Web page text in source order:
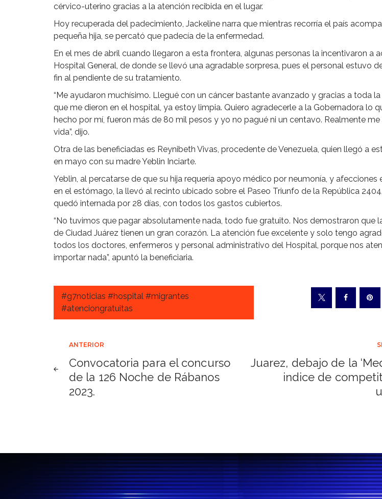
cérvico-uterino gracias a la atención recibida en el lugar.
Hoy recuperada del padecimiento, Jackeline narra que mientras recorría el país
pequeña hija, se percató que padecía de la enfermedad.
En el mes de abril cuando llegaron a esta frontera, algunas personas la incentivaron a
Hospital General, de donde se llevó una agradable sorpresa, pues el personal estuvo
fin al pendiente de su tratamiento.
“Me ayudaron muchísimo. Llegué con un cáncer bastante avanzado y gracias a toda
que me dieron en el hospital, ya estoy limpia. Quiero agradecerle a la Gobernadora lo
hecho por mí, fueron más de 80 mil pesos y yo no pagué ni un centavo. Realmente
vida”, dijo.
Otra de las beneficiadas es Reynibeth Vivas, procedente de Venezuela, quien llegó a
en mayo con su madre Yeblin Inciarte.
Yeblin, al percatarse de que su hija requería apoyo médico por neumonía, y afecciones
en el estómago, la llevó al recinto ubicado sobre el Paseo Triunfo de la República
quedó internada por 28 días, con todos los gastos cubiertos.
“No tuvimos que pagar absolutamente nada, todo fue gratuito. Nos demostraron que
de Ciudad Juárez tienen un gran corazón. La atención fue excelente y solo tengo
todos los doctores, enfermeros y personal administrativo del Hospital, porque nos
importar nada”, apuntó la beneficiaria.
#g7noticias #hospital #migrantes
#atenciongratuitas
Navegación
de
entradas
ANTERIOR
Convocatoria para el concurso
de la 126 Noche de Rábanos
2023.
Juarez, debajo de la
indice de